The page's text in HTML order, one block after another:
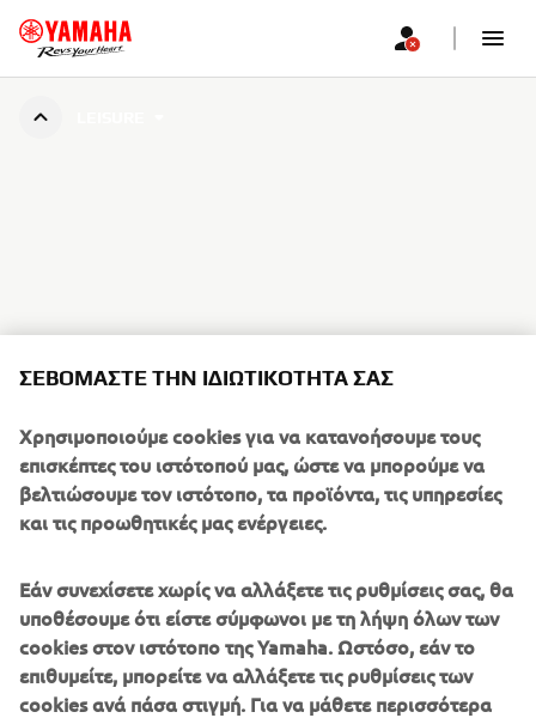
ΣΕΒΌΜΑΣΤΕ ΤΗΝ ΙΔΙΩΤΙΚΌΤΗΤΆ ΣΑΣ
Χρησιμοποιούμε cookies για να κατανοήσουμε τους
επισκέπτες του ιστότοπού μας, ώστε να μπορούμε να
βελτιώσουμε τον ιστότοπο, τα προϊόντα, τις υπηρεσίες
και τις προωθητικές μας ενέργειες.
Εάν συνεχίσετε χωρίς να αλλάξετε τις ρυθμίσεις σας, θα
υποθέσουμε ότι είστε σύμφωνοι με τη λήψη όλων των
cookies στον ιστότοπο της Yamaha. Ωστόσο, εάν το
επιθυμείτε, μπορείτε να αλλάξετε τις ρυθμίσεις των
cookies ανά πάσα στιγμή. Για να μάθετε περισσότερα